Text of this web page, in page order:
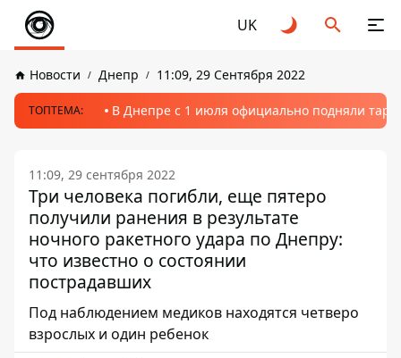
UK
Новости Днепр 11:09, 29 Сентября 2022
ТОПТЕМА: В Днепре с 1 июля официально подняли
11:09, 29 сентября 2022
Три человека погибли, еще пятеро
получили ранения в результате
ночного ракетного удара по Днепру:
что известно о состоянии
пострадавших
Под наблюдением медиков находятся четверо
взрослых и один ребенок